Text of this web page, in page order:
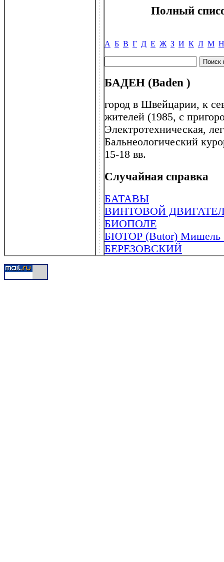
Полный
А Б В Г Д Е Ж З И К Л М Н
БАДЕН (Baden )
город в Швейцарии, к
жителей (1985, с
Электротехническая,
Бальнеологический
15-18 вв.
Случайная справка
БАТАВЫ
ВИНТОВОЙ
БИОПОЛЕ
БЮТОР (Butor) Мишель
БЕРЕЗОВСКИЙ